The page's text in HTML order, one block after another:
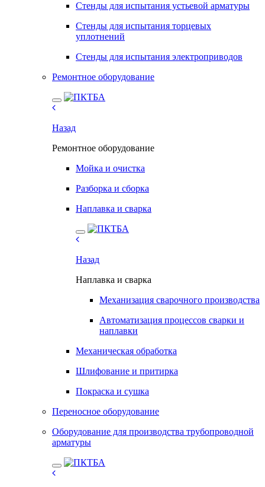
Стенды для испытания устьевой арматуры
Стенды для испытания торцевых
уплотнений
Стенды для испытания электроприводов
Ремонтное оборудование
Назад
Ремонтное оборудование
Мойка и очистка
Разборка и сборка
Наплавка и сварка
Назад
Наплавка и сварка
Механизация сварочного производства
Автоматизация процессов сварки и
наплавки
Механическая обработка
Шлифование и притирка
Покраска и сушка
Переносное оборудование
Оборудование для производства трубопроводной
арматуры